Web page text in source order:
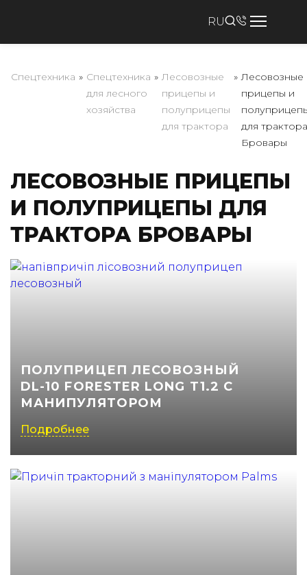
RU
Спецтехника » Спецтехника
для лесного
хозяйства
» Лесовозные
прицепы и
полуприцепы
для трактора
» Лесовозные
прицепы и
для трактора
Бровары
ЛЕСОВОЗНЫЕ ПРИЦЕПЫ
И ПОЛУПРИЦЕПЫ ДЛЯ
ТРАКТОРА БРОВАРЫ
ПОЛУПРИЦЕП ЛЕСОВОЗНЫЙ
DL-10 FORESTER LONG T1.2 С
МАНИПУЛЯТОРОМ
Подробнее